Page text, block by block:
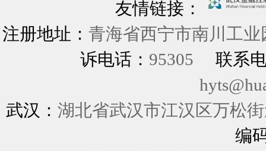
友情链接：
注册地址： 青海省西宁市南川工
诉电话： 95305
联系
武汉： 湖北省武汉市江汉区万松
编